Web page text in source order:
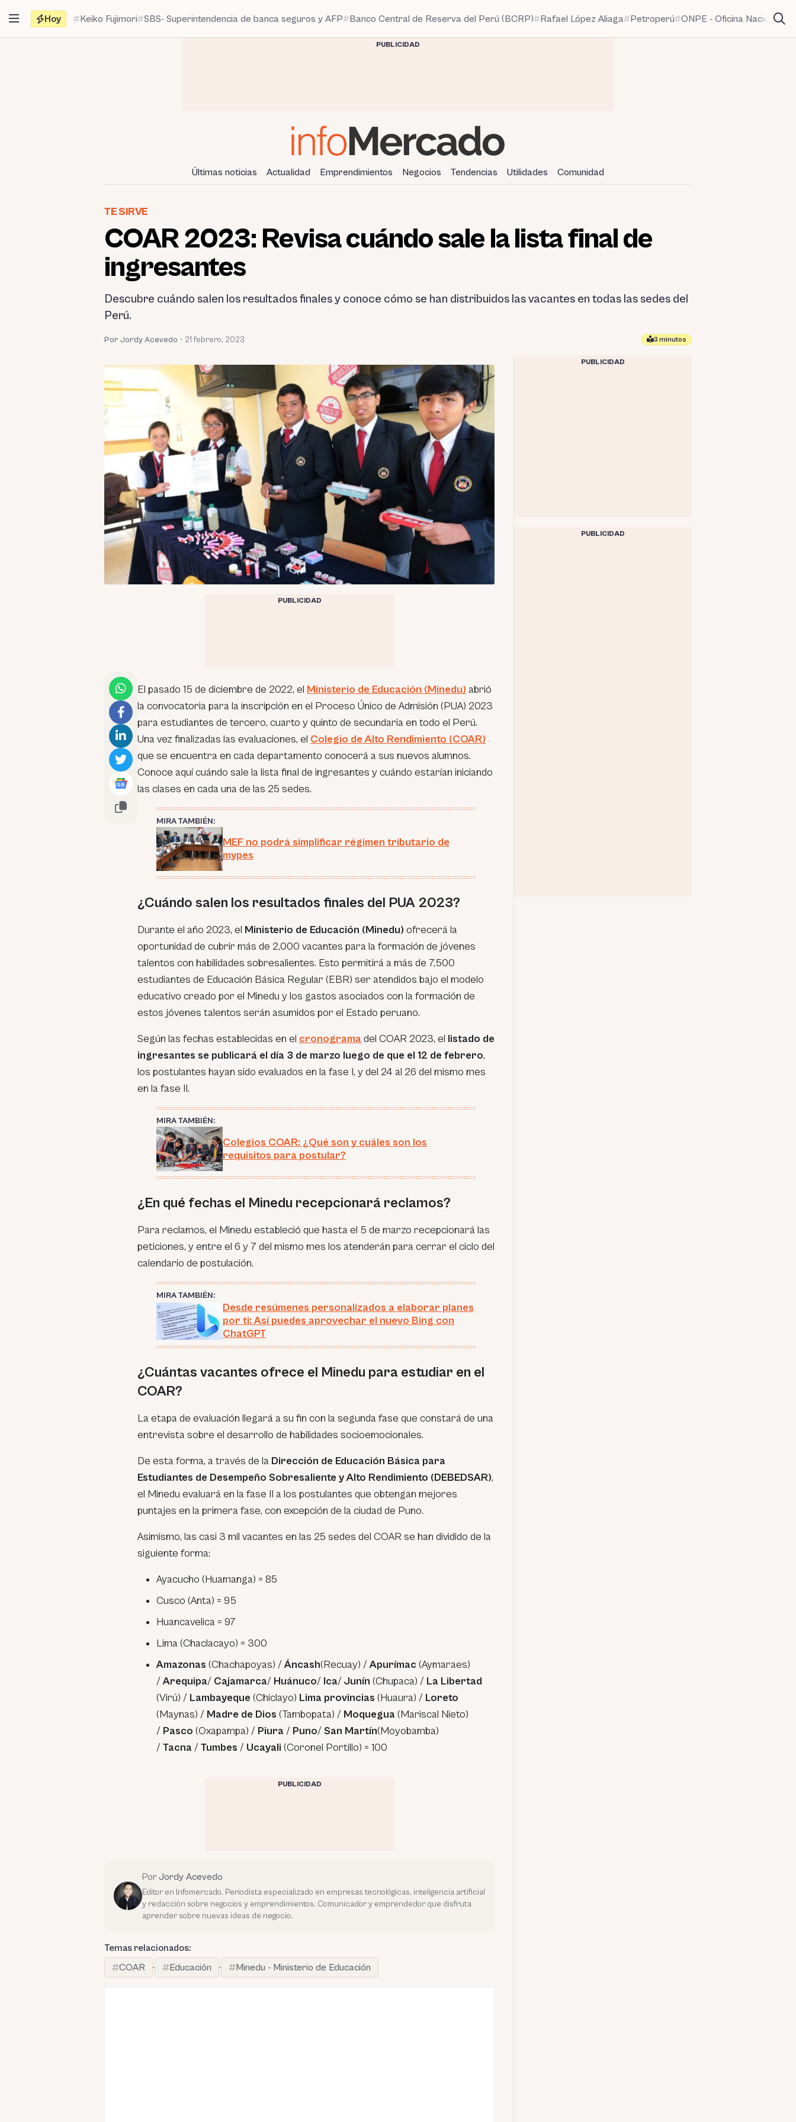
contenido
Hoy Keiko Fujimori SBS- Superintendencia de banca seguros y AFP Banco Central de Reserva del Perú (BCRP) Rafael López Aliaga Petroperú ONPE - Oficina Nacional
PUBLICIDAD
Últimas noticias Actualidad Emprendimientos Negocios Tendencias Utilidades Comunidad
TE SIRVE
COAR 2023: Revisa cuándo sale la lista final de
ingresantes
Descubre cuándo salen los resultados finales y conoce cómo se han distribuidos las vacantes en todas las sedes del
Perú.
Por Jordy Acevedo • 21 febrero, 2023 3 minutos
PUBLICIDAD
El pasado 15 de diciembre de 2022, el Ministerio de Educación (Minedu) abrió
la convocatoria para la inscripción en el Proceso Único de Admisión (PUA) 2023
para estudiantes de tercero, cuarto y quinto de secundaria en todo el Perú.
Una vez finalizadas las evaluaciones, el Colegio de Alto Rendimiento (COAR)
que se encuentra en cada departamento conocerá a sus nuevos alumnos.
Conoce aquí cuándo sale la lista final de ingresantes y cuándo estarían iniciando
las clases en cada una de las 25 sedes.
MIRA TAMBIÉN:
MEF no podrá simplificar régimen tributario de
mypes
¿Cuándo salen los resultados finales del PUA 2023?
Durante el año 2023, el Ministerio de Educación (Minedu) ofrecerá la
oportunidad de cubrir más de 2,000 vacantes para la formación de jóvenes
talentos con habilidades sobresalientes. Esto permitirá a más de 7,500
estudiantes de Educación Básica Regular (EBR) ser atendidos bajo el modelo
educativo creado por el Minedu y los gastos asociados con la formación de
estos jóvenes talentos serán asumidos por el Estado peruano.
Según las fechas establecidas en el cronograma del COAR 2023, el listado de
ingresantes se publicará el día 3 de marzo luego de que el 12 de febrero,
los postulantes hayan sido evaluados en la fase I, y del 24 al 26 del mismo mes
en la fase II.
MIRA TAMBIÉN:
Colegios COAR: ¿Qué son y cuáles son los
requisitos para postular?
¿En qué fechas el Minedu recepcionará reclamos?
Para reclamos, el Minedu estableció que hasta el 5 de marzo recepcionará las
peticiones, y entre el 6 y 7 del mismo mes los atenderán para cerrar el ciclo del
calendario de postulación.
MIRA TAMBIÉN:
Desde resúmenes personalizados a elaborar planes
por ti: Así puedes aprovechar el nuevo Bing con
ChatGPT
¿Cuántas vacantes ofrece el Minedu para estudiar en el
COAR?
La etapa de evaluación llegará a su fin con la segunda fase que constará de una
entrevista sobre el desarrollo de habilidades socioemocionales.
De esta forma, a través de la Dirección de Educación Básica para
Estudiantes de Desempeño Sobresaliente y Alto Rendimiento (DEBEDSAR),
el Minedu evaluará en la fase II a los postulantes que obtengan mejores
puntajes en la primera fase, con excepción de la ciudad de Puno.
Asimismo, las casi 3 mil vacantes en las 25 sedes del COAR se han dividido de la
siguiente forma:
Ayacucho (Huamanga) = 85
Cusco (Anta) = 95
Huancavelica = 97
Lima (Chaclacayo) = 300
Amazonas (Chachapoyas) /Áncash(Recuay) /Apurímac(Aymaraes)
/Arequipa/ Cajamarca/ Huánuco/ Ica/ Junín (Chupaca) / La Libertad
(Virú) / Lambayeque (Chiclayo) Lima provincias (Huaura) / Loreto
(Maynas) / Madre de Dios (Tambopata) / Moquegua (Mariscal Nieto)
/ Pasco (Oxapampa) / Piura / Puno/ San Martín(Moyobamba)
/ Tacna / Tumbes / Ucayali (Coronel Portillo) = 100
PUBLICIDAD
Por Jordy Acevedo
Editor en Infomercado. Periodista especializado en empresas tecnológicas, inteligencia artificial
y redacción sobre negocios y emprendimientos. Comunicador y emprendedor que disfruta
aprender sobre nuevas ideas de negocio.
Temas relacionados:
COAR
· Educación · Minedu - Ministerio de Educación
PUBLICIDAD
PUBLICIDAD